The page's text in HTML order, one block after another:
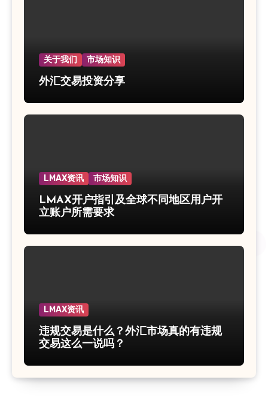
关于我们 市场知识
外汇交易投资分享
LMAX资讯 市场知识
LMAX开户指引及全球不同地区用户开
立账户所需要求
LMAX资讯
违规交易是什么？外汇市场真的有违规
交易这么一说吗？